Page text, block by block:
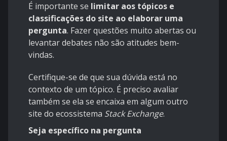
É importante se limitar aos tópicos e
classificações do site ao elaborar uma
pergunta. Fazer questões muito abertas ou
levantar debates não são atitudes bem-
vindas.
Certifique-se de que sua dúvida está no
contexto de um tópico. É preciso avaliar
também se ela se encaixa em algum outro
site do ecossistema Stack Exchange.
Seja específico na pergunta